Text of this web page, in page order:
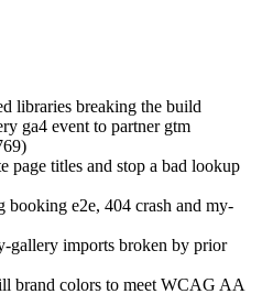
libraries breaking the build
ga4 event to partner gtm
page titles and stop a bad lookup
e2e, 404 crash and my-
gallery imports broken by prior
brand colors to meet WCAG AA